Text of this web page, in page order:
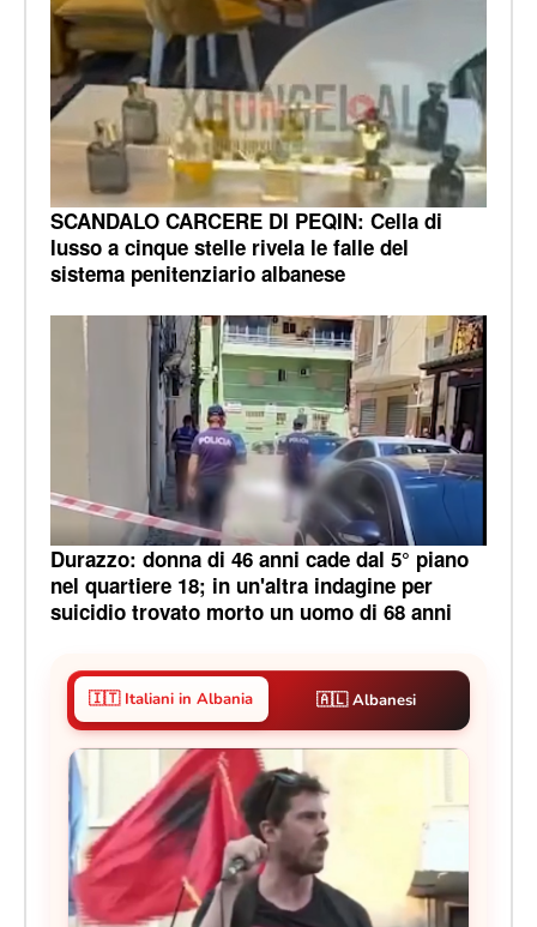
SCANDALO CARCERE DI PEQIN: Cella di
lusso a cinque stelle rivela le falle del
sistema penitenziario albanese
Durazzo: donna di 46 anni cade dal 5° piano
nel quartiere 18; in un'altra indagine per
suicidio trovato morto un uomo di 68 anni
🇮🇹 Italiani in Albania 🇦🇱 Albanesi